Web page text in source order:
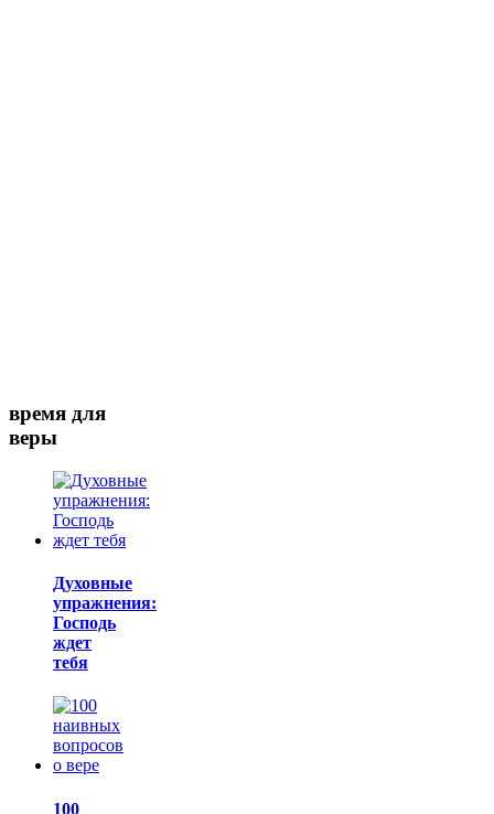
время для
веры
Духовные
упражнения:
Господь
ждет
тебя
100